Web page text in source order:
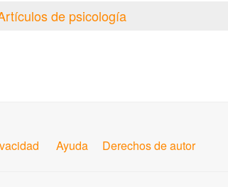
de psicología
Ayuda Derechos de autor